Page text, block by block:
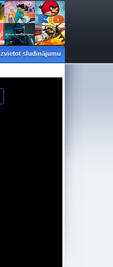
Izvietot sludinājumu